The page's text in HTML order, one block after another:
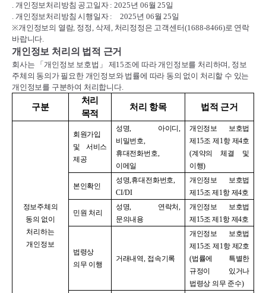
. 개인정보처리방침 공고일자 : 2025년 06월25일
. 개인정보처리방침 시행일자 : 2025년 06월25일
※개인정보의 열람, 정정,삭제, 처리정정은 고객센터(1688-8466)로 연락
바랍니다.
개인정보 처리의 법적 근거
회사는 「개인정보 보호법 」 제15조에 따라 개인정보를 처리하며, 정보
주체의 동의가 필요한 개인정보와 법률에 따라 동의 없이 처리할 수 있는
개인정보를 구분하여 처리합니다.
구분
처리
목적
처리 항목 법적 근거
정보주체의
동의 없이
처리하는
개인정보
회원가입
및 서비스
제공
성명, 아이디,
비밀번호,
휴대전화번호,
이메일
개인정보 보호법
제 15조 제 1항 제4호
(계약의 체결 및
이행)
본인확인
성명,휴대전화번호,
CI/DI
개인정보 보호법
제 15조 제 1항 제4호
민원 처리
성명, 연락처,
문의내용
개인정보 보호법
제 15조 제 1항 제4호
법령상
의무 이행
거래내역, 접속기록
개인정보 보호법
제 15조 제 1항 제2호
(법률에 특별한
규정이 있거나
법령상 의무 준수)